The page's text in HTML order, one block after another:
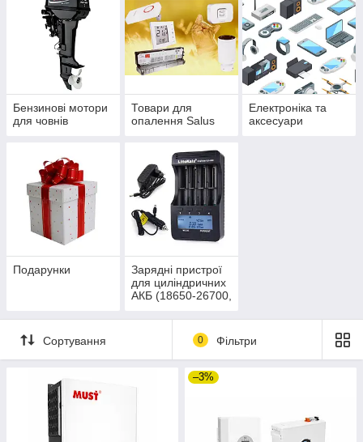
Бензинові мотори
для човнів
Товари для
опалення Salus
Електроніка та
аксесуари
Подарунки
Зарядні пристрої
для циліндричних
АКБ (18650-26700,
Сортування 0 Фільтри
–3%